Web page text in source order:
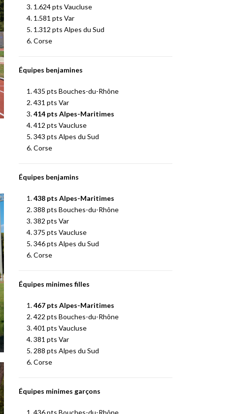
1.624 pts Vaucluse
1.581 pts Var
1.312 pts Alpes du Sud
Corse
Équipes benjamines
435 pts Bouches-du-Rhône
431 pts Var
414 pts Alpes-Maritimes
412 pts Vaucluse
343 pts Alpes du Sud
Corse
Équipes benjamins
438 pts Alpes-Maritimes
388 pts Bouches-du-Rhône
382 pts Var
375 pts Vaucluse
346 pts Alpes du Sud
Corse
Équipes minimes filles
467 pts Alpes-Maritimes
422 pts Bouches-du-Rhône
401 pts Vaucluse
381 pts Var
288 pts Alpes du Sud
Corse
Équipes minimes garçons
436 pts Bouches-du-Rhône